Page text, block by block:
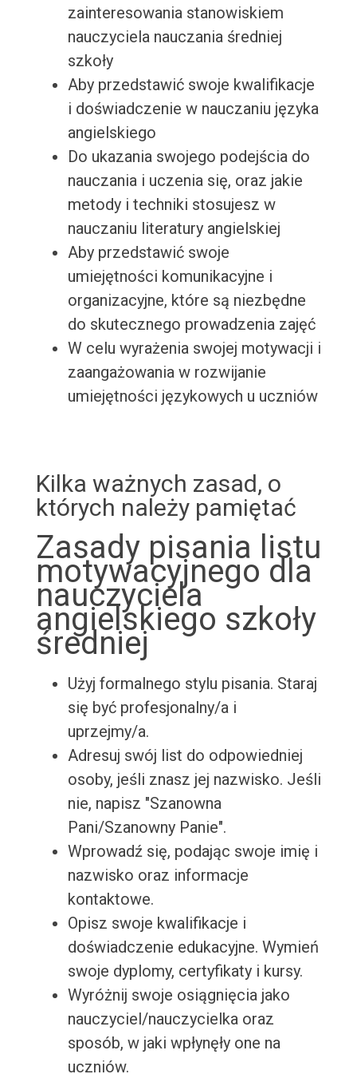
zainteresowania stanowiskiem
nauczyciela nauczania średniej
szkoły
Aby przedstawić swoje kwalifikacje
i doświadczenie w nauczaniu języka
angielskiego
Do ukazania swojego podejścia do
nauczania i uczenia się, oraz jakie
metody i techniki stosujesz w
nauczaniu literatury angielskiej
Aby przedstawić swoje
umiejętności komunikacyjne i
organizacyjne, które są niezbędne
do skutecznego prowadzenia zajęć
W celu wyrażenia swojej motywacji i
zaangażowania w rozwijanie
umiejętności językowych u uczniów
Kilka ważnych zasad, o
których należy pamiętać
Zasady pisania listu
motywacyjnego dla
nauczyciela
angielskiego szkoły
średniej
Użyj formalnego stylu pisania. Staraj
się być profesjonalny/a i
uprzejmy/a.
Adresuj swój list do odpowiedniej
osoby, jeśli znasz jej nazwisko. Jeśli
nie, napisz "Szanowna
Pani/Szanowny Panie".
Wprowadź się, podając swoje imię i
nazwisko oraz informacje
kontaktowe.
Opisz swoje kwalifikacje i
doświadczenie edukacyjne. Wymień
swoje dyplomy, certyfikaty i kursy.
Wyróżnij swoje osiągnięcia jako
nauczyciel/nauczycielka oraz
sposób, w jaki wpłynęły one na
uczniów.